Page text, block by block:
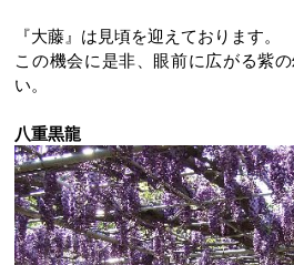
『大藤』は見頃を迎えております。
この機会に是非、眼前に広がる紫
い。
八重黒龍